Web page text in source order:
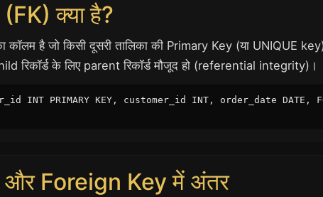
क्या है?
कॉलम है जो किसी दूसरी तालिका की Primary Key (या UNIQUE
रिकॉर्ड के लिए parent रिकॉर्ड मौजूद हो (referential integrity)।
INT PRIMARY KEY, customer_id INT, order_date DATE,
Foreign Key में अंतर